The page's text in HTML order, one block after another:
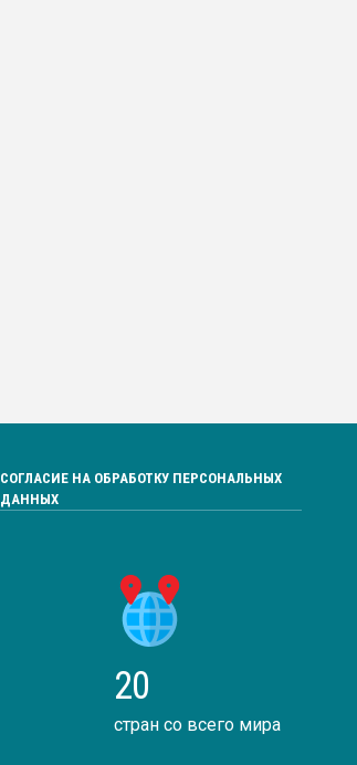
СОГЛАСИЕ НА ОБРАБОТКУ ПЕРСОНАЛЬНЫХ
ДАННЫХ
20
стран со всего мира